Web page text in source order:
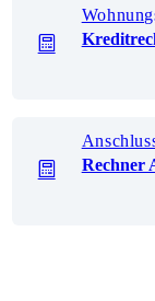
Rechner